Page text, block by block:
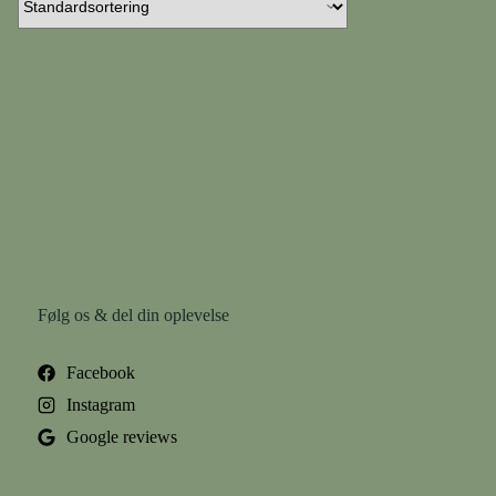
Følg os & del din oplevelse
Facebook
Instagram
Google reviews